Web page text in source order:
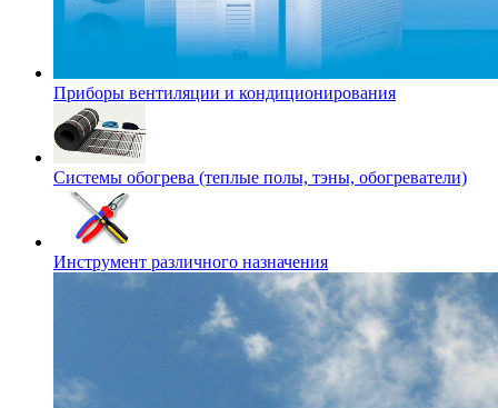
Приборы вентиляции и кондиционирования
Системы обогрева (теплые полы, тэны, обогреватели)
Инструмент различного назначения